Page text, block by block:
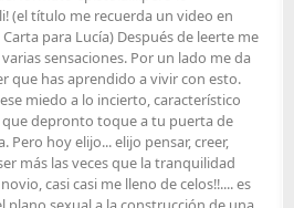
(el título me recuerda un video en
para Lucía) Después de leerte me
sensaciones. Por un lado me da
que has aprendido a vivir con esto.
miedo a lo incierto, característico
que depronto toque a tu puerta de
Pero hoy elijo... elijo pensar, creer,
más las veces que la tranquilidad
casi casi me lleno de celos!!.... es